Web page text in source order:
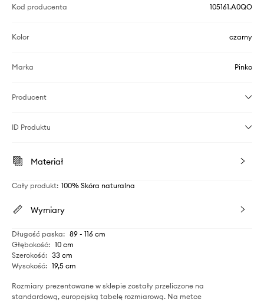
Kod producenta 105161.A0QO
Kolor czarny
Marka Pinko
Producent
ID Produktu
Materiał
Cały produkt: 100% Skóra naturalna
Wymiary
Długość paska: 89 - 116 cm
Głębokość: 10 cm
Szerokość: 33 cm
Wysokość: 19,5 cm
Rozmiary prezentowane w sklepie zostały przeliczone na
standardową, europejską tabelę rozmiarową. Na metce